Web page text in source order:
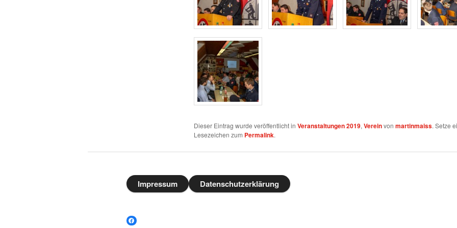
Dieser Eintrag wurde veröffentlicht in Veranstaltungen 2019, Vereinvon martinmaiss. Setze
Lesezeichen zum Permalink.
Impressum Datenschutzerklärung
Facebook